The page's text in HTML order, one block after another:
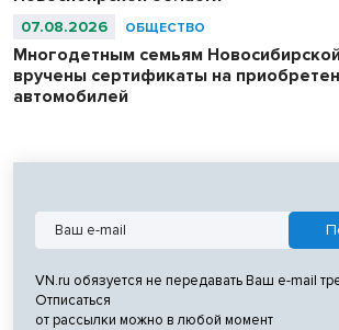
07.08.2026 ОБЩЕСТВО
Многодетным семьям
вручены сертификаты на
автомобилей
VN.ru обязуется не передавать Ваш e-mail
Отписаться
от рассылки можно в любой момент